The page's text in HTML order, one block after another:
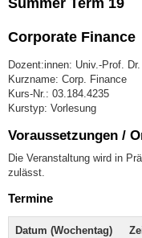
Corporate Finance
Dozent:innen: Univ.-Prof. Dr.
Kurzname: Corp. Finance
Kurs-Nr.: 03.184.4235
Kurstyp: Vorlesung
Voraussetzungen /
Die Veranstaltung wird in
zulässt.
Termine
Datum (Wochentag)